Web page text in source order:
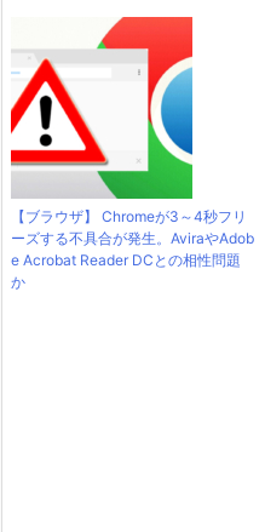
【ブラウザ】 Chromeが3～4秒フリ
ーズする不具合が発生。AviraやAdob
e Acrobat Reader DCとの相性問題
か